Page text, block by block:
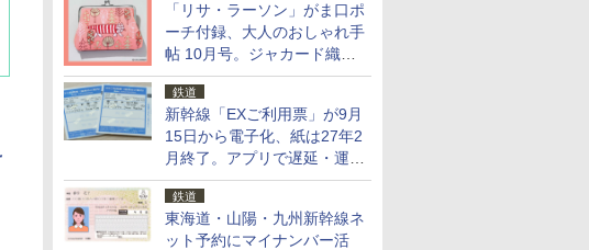
「リサ・ラーソン」がま口ポ
ーチ付録、大人のおしゃれ手
帖 10月号。ジャカード織の
北欧猫デザイン
鉄道
新幹線「EXご利用票」が9月
15日から電子化、紙は27年2
月終了。アプリで遅延・運休
も確認可能に
鉄道
東海道・山陽・九州新幹線ネ
ット予約にマイナンバー活